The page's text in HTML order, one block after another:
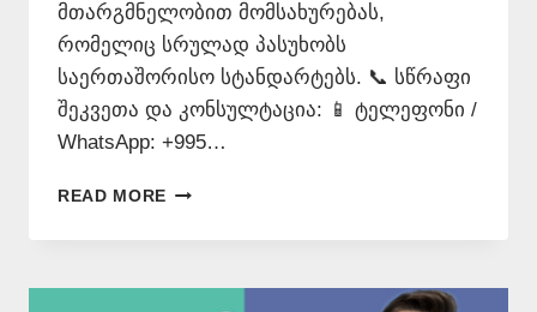
მთარგმნელობით მომსახურებას,
რომელიც სრულად პასუხობს
საერთაშორისო სტანდარტებს. 📞 სწრაფი
შეკვეთა და კონსულტაცია: 📱 ტელეფონი /
WhatsApp: +995…
READ MORE ᲗᲐᲠᲯᲘᲛᲐᲜᲗᲐ
ᲛᲣᲮᲘᲐᲜᲨᲘ
577